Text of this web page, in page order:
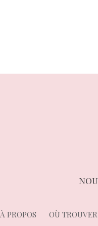
À PROPOS OÙ TROUVER